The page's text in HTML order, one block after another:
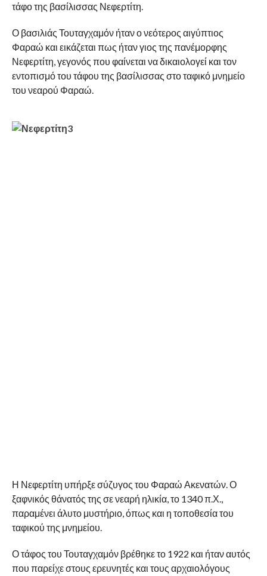
τάφο της βασίλισσας Νεφερτίτη.
Ο βασιλιάς Τουταγχαμόν ήταν ο νεότερος αιγύπτιος
Φαραώ και εικάζεται πως ήταν γιος της πανέμορφης
Νεφερτίτη, γεγονός που φαίνεται να δικαιολογεί και τον
εντοπισμό του τάφου της βασίλισσας στο ταφικό μνημείο
του νεαρού Φαραώ.
Η Νεφερτίτη υπήρξε σύζυγος του Φαραώ Ακενατών. Ο
ξαφνικός θάνατός της σε νεαρή ηλικία, το 1340 π.Χ.,
παραμένει άλυτο μυστήριο, όπως και η τοποθεσία του
ταφικού της μνημείου.
Ο τάφος του Τουταγχαμόν βρέθηκε το 1922 και ήταν αυτός
που παρείχε στους ερευνητές και τους αρχαιολόγους